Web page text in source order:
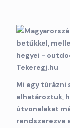
Mi egy túrázni
elhatároztuk,
útvonalakat
rendszerezve